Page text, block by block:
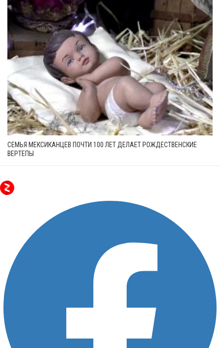
СЕМЬЯ МЕКСИКАНЦЕВ ПОЧТИ 100 ЛЕТ ДЕЛАЕТ РОЖДЕСТВЕНСКИЕ
ВЕРТЕПЫ